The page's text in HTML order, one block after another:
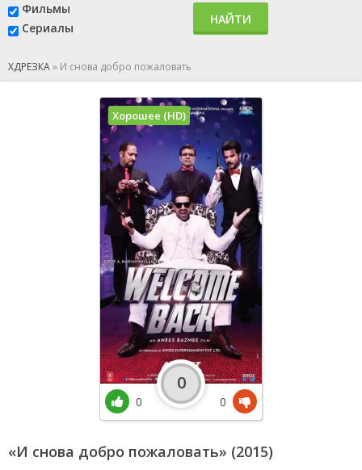
Фильмы
Сериалы
НАЙТИ
ХДРЕЗКА» И снова добро пожаловать
«И снова добро пожаловать» (2015)
Хорошее (HD)
0
0
0